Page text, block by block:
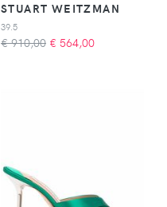
STUART WEITZMAN
39.5
€ 910,00 € 564,00